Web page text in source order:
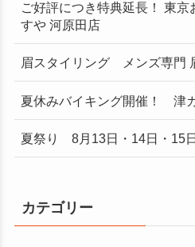
ご好評につき特典延長！ 東
すや 河原田店
眉スタイリング メンズ専門
夏休みバイキング開催！ 津
夏祭り 8月13日・14日・15
カテゴリー